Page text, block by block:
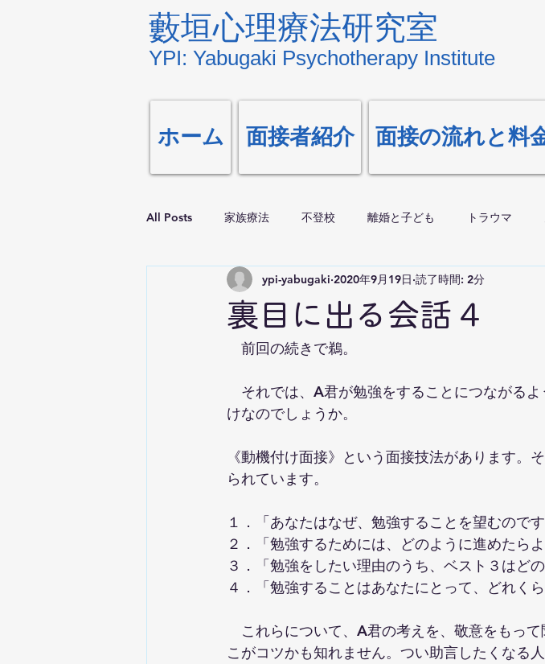
藪垣心理療法研究室
YPI: Yabugaki Psychotherapy Institute
ホーム 面接者紹介 面接の流れと料
All Posts 家族療法 不登校 離婚と子ども トラウマ
裏目に出る会話 4
ypi-yabugaki 2020年9月19日 読了時間: 2分
前回の続きで鵜。
それでは、A君が勉強をすることにつながる
けなのでしょうか。
《動機付け面接》という面接技法があります。
られています。
１．「あなたはなぜ、勉強することを望むのです
２．「勉強するためには、どのように進めたら
３．「勉強をしたい理由のうち、ベスト３はど
４．「勉強することはあなたにとって、どれく
これらについて、A君の考えを、敬意をもっ
こがコツかも知れません。つい助言したくなる